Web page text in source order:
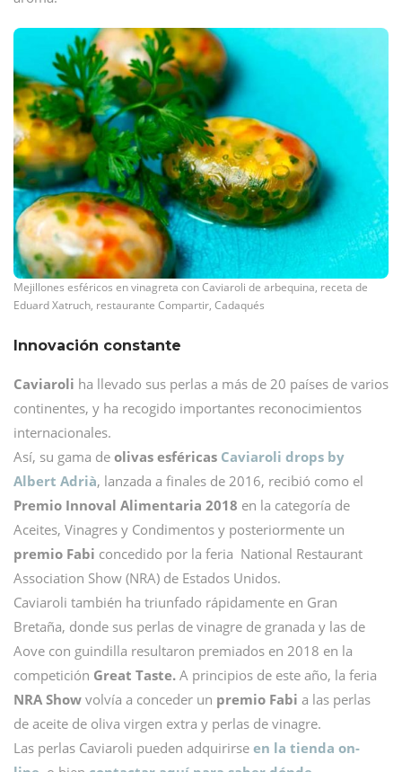
Mejillones esféricos en vinagreta con Caviaroli de arbequina, receta de
Eduard Xatruch, restaurante Compartir, Cadaqués
Innovación constante
Caviaroli ha llevado sus perlas a más de 20 países de varios
continentes, y ha recogido importantes reconocimientos
internacionales.
Así, su gama de olivas esféricas Caviaroli drops by
Albert Adrià, lanzada a finales de 2016, recibió como el
Premio Innoval Alimentaria 2018 en la categoría de
Aceites, Vinagres y Condimentos y posteriormente un
premio Fabi concedido por la feria National Restaurant
Association Show (NRA) de Estados Unidos.
Caviaroli también ha triunfado rápidamente en Gran
Bretaña, donde sus perlas de vinagre de granada y las de
Aove con guindilla resultaron premiados en 2018 en la
competición Great Taste. A principios de este año, la feria
NRA Show volvía a conceder un premio Fabi a las perlas
de aceite de oliva virgen extra y perlas de vinagre.
Las perlas Caviaroli pueden adquirirse en la tienda on-